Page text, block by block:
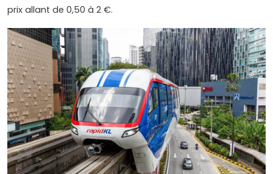
prix allant de 0,50 à 2 €.